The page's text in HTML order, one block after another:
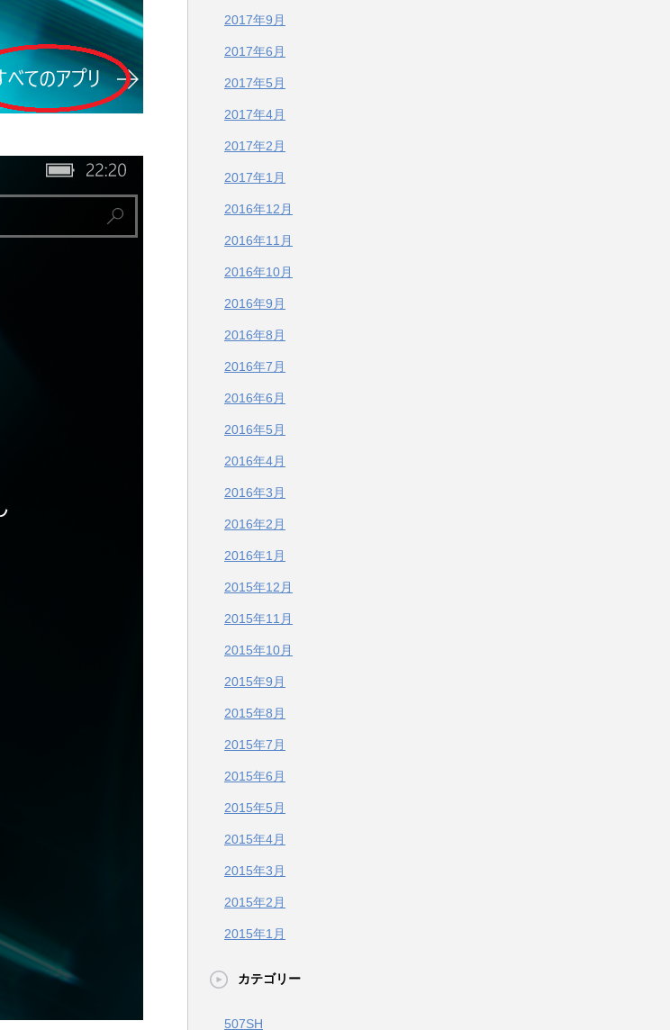
2017年9月
2017年6月
2017年5月
2017年4月
2017年2月
2017年1月
2016年12月
2016年11月
2016年10月
2016年9月
2016年8月
2016年7月
2016年6月
2016年5月
2016年4月
2016年3月
2016年2月
2016年1月
2015年12月
2015年11月
2015年10月
2015年9月
2015年8月
2015年7月
2015年6月
2015年5月
2015年4月
2015年3月
2015年2月
2015年1月
カテゴリー
507SH